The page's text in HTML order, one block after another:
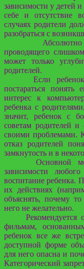
зависимости у детей и
себе и отсутствие
случаях родители
разобраться с
Абсолютно
проводящего
может только
родителей.
Если ребенок
постараться
интерес к
ребенка с
значит, ребенок с
советам родителей
своими проблемами.
отказ родителей
замкнутость и в
Основной мерой
зависимости
воспитание ребенка.
их действиях
объяснять, почему
него не желательно.
Рекомендуется
фильмам,
ребенок все же
доступной форме
для него опасна и
Категорический